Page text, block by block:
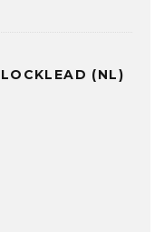
(NL)